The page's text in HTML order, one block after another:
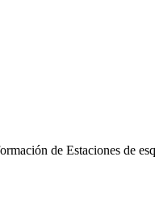
de Estaciones de